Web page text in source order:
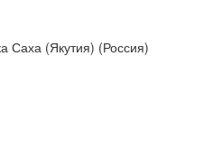
Саха (Якутия) (Россия)